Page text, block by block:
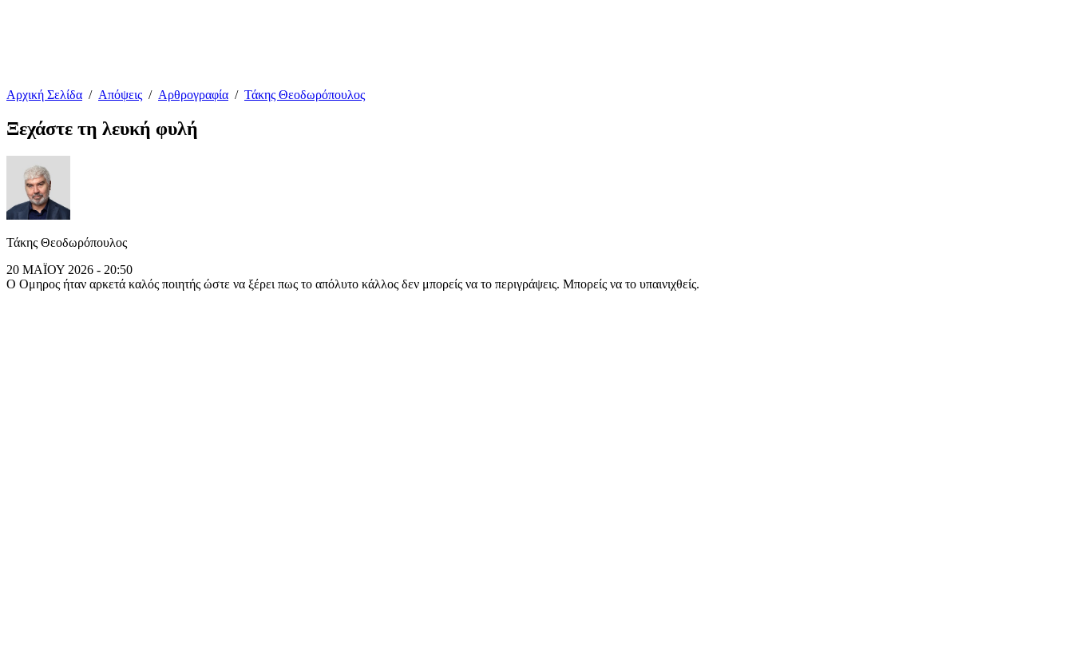
Αρχική Σελίδα / Απόψεις / Αρθρογραφία / Τάκης Θεοδωρόπουλος
Ξεχάστε τη λευκή φυλή
Τάκης Θεοδωρόπουλος
20 ΜΑΪΟΥ 2026 - 20:50
Ο Ομηρος ήταν αρκετά καλός ποιητής ώστε να ξέρει πως το απόλυτο κάλλος δεν μπορείς να το περιγράψεις. Μπορείς να το υπαινιχθείς.